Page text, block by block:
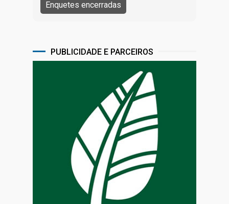
PUBLICIDADE E PARCEIROS